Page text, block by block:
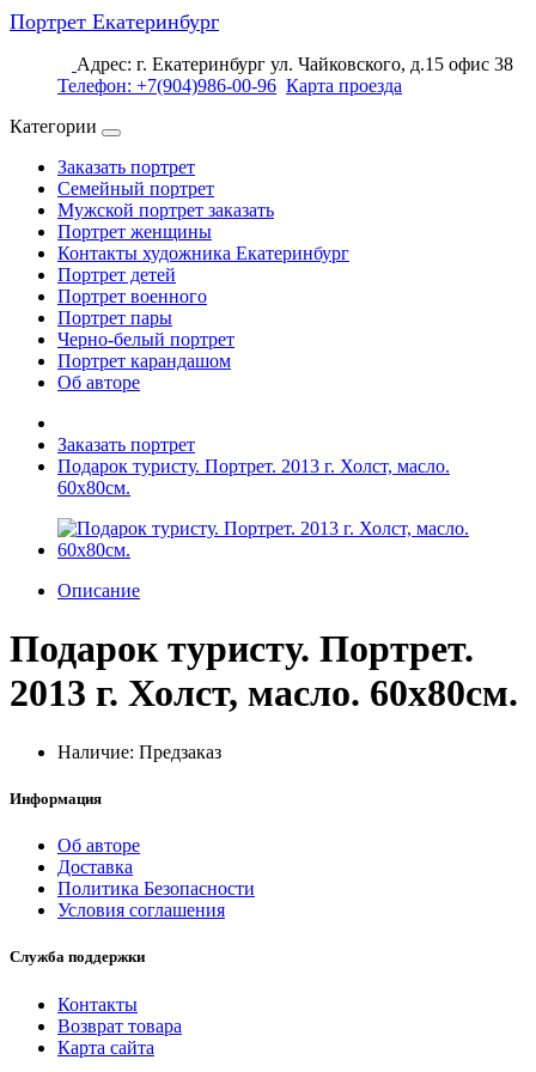
Портрет Екатеринбург
Адрес: г. Екатеринбург ул. Чайковского, д.15 офис 38
Телефон: +7(904)986-00-96 Карта проезда
Категории
Заказать портрет
Семейный портрет
Мужской портрет заказать
Портрет женщины
Контакты художника Екатеринбург
Портрет детей
Портрет военного
Портрет пары
Черно-белый портрет
Портрет карандашом
Об авторе
Заказать портрет
Подарок туристу. Портрет. 2013 г. Холст, масло.
60х80см.
Описание
Подарок туристу. Портрет.
2013 г. Холст, масло. 60х80см.
Наличие: Предзаказ
Информация
Об авторе
Доставка
Политика Безопасности
Условия соглашения
Служба поддержки
Контакты
Возврат товара
Карта сайта